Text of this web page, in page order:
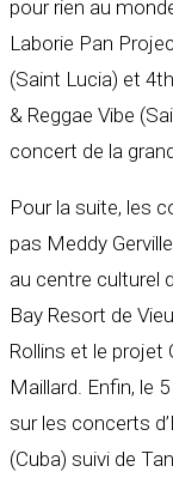
pour rien au
Laborie Pan
(Saint Lucia) et
& Reggae Vibe
concert de la
Pour la suite, les
pas Meddy
au centre culturel
Bay Resort de
Rollins et le projet
Maillard. Enfin, le
sur les concerts
(Cuba) suivi de